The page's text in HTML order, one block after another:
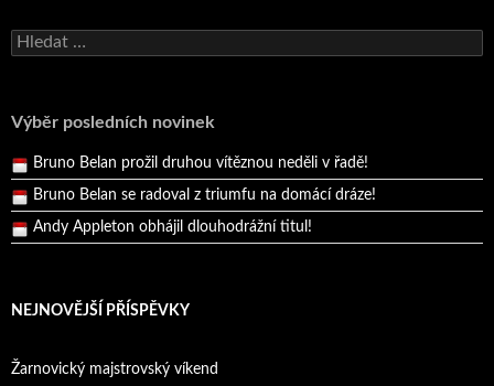
Vyhledávání
Výběr posledních novinek
Andy Appleton obhájil dlouhodrážní titul!
Bruno Belan prožil druhou vítěznou neděli v řadě!
Bruno Belan se radoval z triumfu na domácí dráze!
Andy Appleton obhájil dlouhodrážní titul!
Reprezentační dvojice brala český titul!
NEJNOVĚJŠÍ PŘÍSPĚVKY
Žarnovický majstrovský víkend